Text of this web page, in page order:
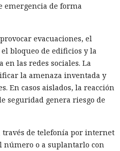
emergencia de forma
evacuaciones, el
bloqueo de edificios y la
las redes sociales. La
la amenaza inventada y
En casos aislados, la reacción
seguridad genera riesgo de
de telefonía por internet
número o a suplantarlo con